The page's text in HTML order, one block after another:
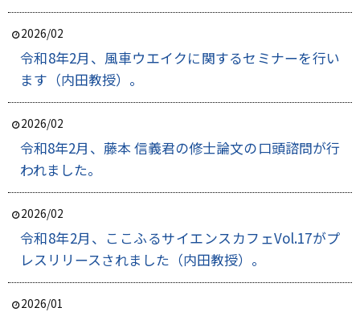
2026/02
令和8年2月、風車ウエイクに関するセミナーを行い
ます（内田教授）。
2026/02
令和8年2月、藤本 信義君の修士論文の口頭諮問が行
われました。
2026/02
令和8年2月、ここふるサイエンスカフェVol.17がプ
レスリリースされました（内田教授）。
2026/01